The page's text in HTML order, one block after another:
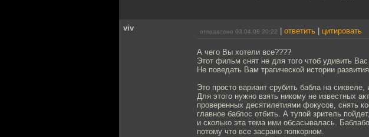
viv отправлено 03.04.08 20:22 ответить цитировать
А чего Вы хотели все????
Этот фильм снят не для того чтоб удивить
Не поведать Вам трагической истории
Это просто вариант срубить бабла на
Для этого нужно взять никому не известных
проверенных десятилетиями фокусов, снять
главное баблос отбить. А тупой зритель
и сколько эта тема ими обсасывалась.
потому что все засрано попкорном.